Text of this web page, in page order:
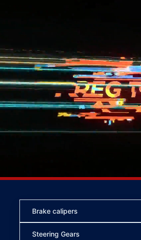
Brake calipers
Steering Gears